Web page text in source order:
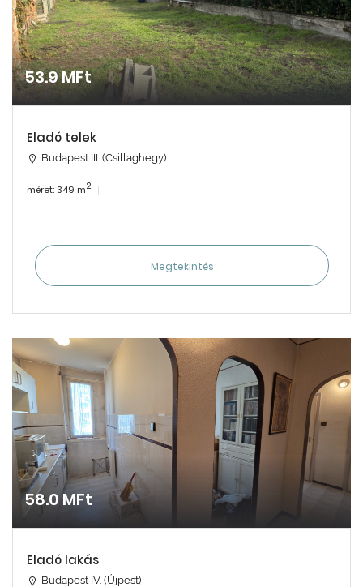
53.9 MFt
Eladó telek
Budapest III. (Csillaghegy)
méret: 349 m2
Megtekintés
58.0 MFt
Eladó lakás
Budapest IV. (Újpest)